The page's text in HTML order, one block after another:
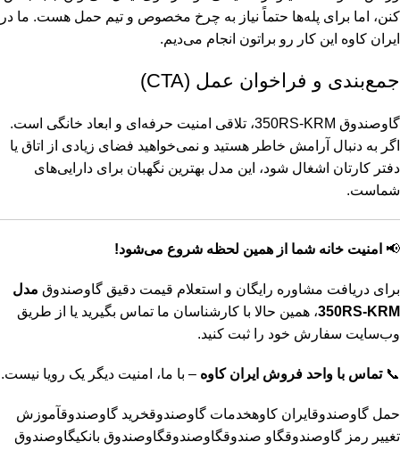
کنن، اما برای پله‌ها حتماً نیاز به چرخ مخصوص و تیم حمل هست. ما در
ایران کاوه این کار رو براتون انجام می‌دیم.
جمع‌بندی و فراخوان عمل (CTA)
گاوصندوق 350RS-KRM، تلاقی امنیت حرفه‌ای و ابعاد خانگی است.
اگر به دنبال آرامش خاطر هستید و نمی‌خواهید فضای زیادی از اتاق یا
دفتر کارتان اشغال شود، این مدل بهترین نگهبان برای دارایی‌های
شماست.
📢 امنیت خانه شما از همین لحظه شروع می‌شود!
برای دریافت مشاوره رایگان و استعلام قیمت دقیق گاوصندوق مدل
350RS-KRM، همین حالا با کارشناسان ما تماس بگیرید یا از طریق
وب‌سایت سفارش خود را ثبت کنید.
📞تماس با واحد فروش ایران کاوه – با ما، امنیت دیگر یک رویا نیست.
حمل گاوصندوقایران کاوهخدمات گاوصندوقخرید گاوصندوقآموزش
تغییر رمز گاوصندوقگاو صندوقگاوصندوقگاوصندوق بانکیگاوصندوق